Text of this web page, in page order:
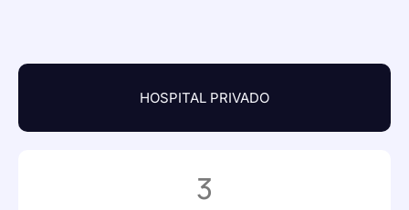
HOSPITAL PRIVADO
3